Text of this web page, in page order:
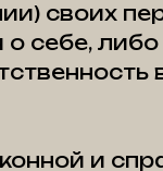
своих
себе,
и